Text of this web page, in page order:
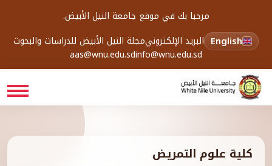
مرحبا بك في موقع جامعة النيل الأبيض.
English البريد الإلكترونيمجلة النيل الأبيض للدراسات والبحوث
info@wnu.edu.sd
aas@wnu.edu.sd
كلية علوم التمريض